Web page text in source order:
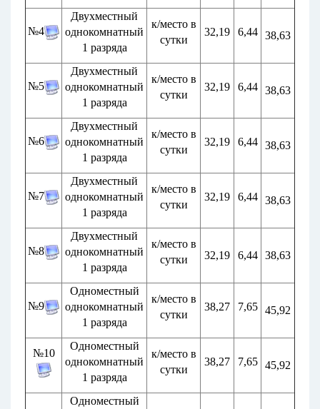
№4
Двухместный
однокомнатный
1 разряда
к/место в
сутки
32,19 6,44 38,63
№5
Двухместный
однокомнатный
1 разряда
к/место в
сутки
32,19 6,44 38,63
№6
Двухместный
однокомнатный
1 разряда
к/место в
сутки
32,19 6,44 38,63
№7
Двухместный
однокомнатный
1 разряда
к/место в
сутки
32,19 6,44 38,63
№8
Двухместный
однокомнатный
1 разряда
к/место в
сутки
32,19 6,44 38,63
№9
Одноместный
однокомнатный
1 разряда
к/место в
сутки
38,27 7,65 45,92
№10
Одноместный
однокомнатный
1 разряда
к/место в
сутки
38,27 7,65 45,92
Одноместный